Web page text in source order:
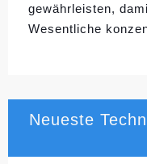
gewährleisten,
Wesentliche
Neueste